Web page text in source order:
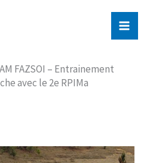
FAZSOI – Entrainement
avec le 2e RPIMa​